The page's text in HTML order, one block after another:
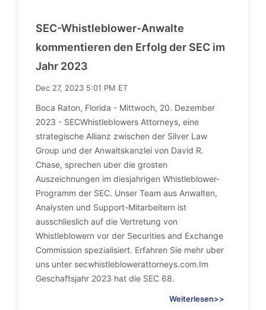
SEC-Whistleblower-Anwalte
kommentieren den Erfolg der SEC im
Jahr 2023
Dec 27, 2023 5:01 PM ET
Boca Raton, Florida - Mittwoch, 20. Dezember
2023 - SECWhistleblowers Attorneys, eine
strategische Allianz zwischen der Silver Law
Group und der Anwaltskanzlei von David R.
Chase, sprechen uber die grosten
Auszeichnungen im diesjahrigen Whistleblower-
Programm der SEC. Unser Team aus Anwalten,
Analysten und Support-Mitarbeitern ist
ausschlieslich auf die Vertretung von
Whistleblowern vor der Securities and Exchange
Commission spezialisiert. Erfahren Sie mehr uber
uns unter secwhistleblowerattorneys.com.Im
Geschaftsjahr 2023 hat die SEC 68.
Weiterlesen>>